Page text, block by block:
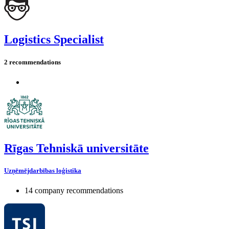
Logistics Specialist
2 recommendations
Rīgas Tehniskā universitāte
Uzņēmējdarbības loģistika
14 company recommendations